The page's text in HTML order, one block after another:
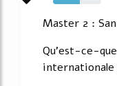
56%
Master 2 :
Qu'est-ce-
internationale